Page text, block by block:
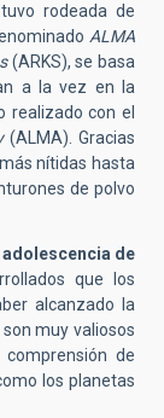
rodeada de
ALMA
(ARKS), se basa
a la vez en la
realizado con el
(ALMA) Gracias
ás nítidas hasta
de polvo
adolescencia de
que los
ber alcanzado la
muy valiosos
de
los planetas